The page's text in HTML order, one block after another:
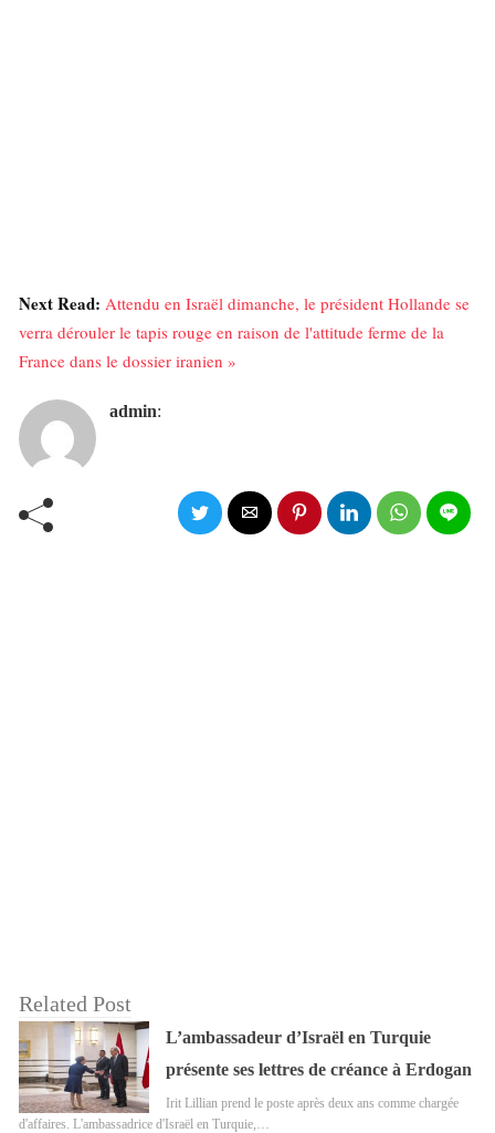
Next Read: Attendu en Israël dimanche, le président Hollande se
verra dérouler le tapis rouge en raison de l'attitude ferme de la
France dans le dossier iranien »
admin:
Related Post
L’ambassadeur d’Israël en Turquie
présente ses lettres de créance à Erdogan
Irit Lillian prend le poste après deux ans comme chargée
d'affaires. L'ambassadrice d'Israël en Turquie,…